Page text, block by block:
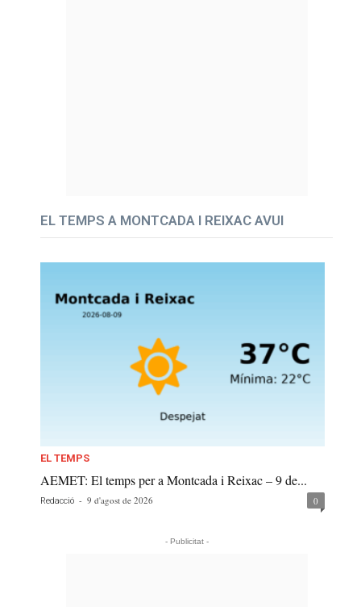
EL TEMPS A MONTCADA I REIXAC AVUI
EL TEMPS
AEMET: El temps per a Montcada i Reixac – 9 de...
Redacció - 9 d'agost de 2026 0
- Publicitat -